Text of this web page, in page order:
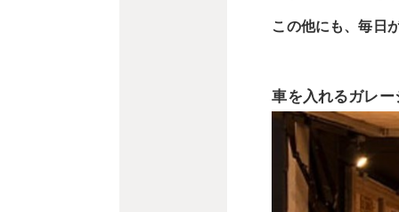
この他にも、毎日
車を入れるガレー